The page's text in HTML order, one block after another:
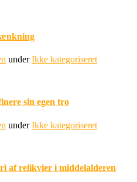
underIkke kategoriseret
sin egen tro
underIkke kategoriseret
af relikvier i middelalderen